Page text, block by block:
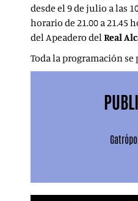
desde el 9 de julio a las
horario de 21.00 a 21.45
del Apeadero delReal
Toda la programación